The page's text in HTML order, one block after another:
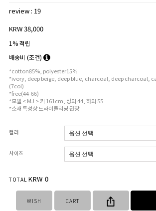
review : 19
KRW 38,000
1% 적립
배송비 (조건)
*cotton85%, polyester15%
*ivory, deep beige, deep blue, charcoal, deep charcoal,
(7col)
*free(44-66)
*모델 < MJ > 키 161cm, 상의 44, 하의 55
*소재 특성상 드라이클리닝 권장
컬러
사이즈
TOTAL KRW 0
WISH CART